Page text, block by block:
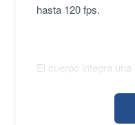
hasta 120 fps.
El cuerpo integra
visor óptico con